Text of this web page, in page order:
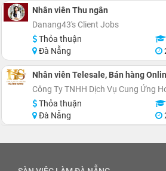
Nhân viên Thu ngân
Danang43's Client Jobs
Thỏa thuận
Đà Nẵng
Nhân viên Telesale, Bán hàng
Công Ty TNHH Dịch Vụ Cung Ứng
Thỏa thuận
Đà Nẵng